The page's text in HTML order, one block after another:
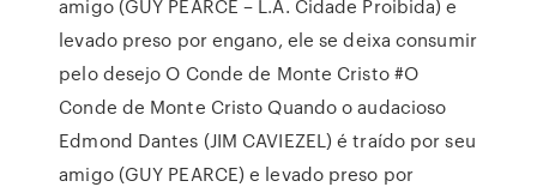
amigo (GUY PEARCE – L.A. Cidade Proibida) e
levado preso por engano, ele se deixa consumir
pelo desejo O Conde de Monte Cristo #O
Conde de Monte Cristo Quando o audacioso
Edmond Dantes (JIM CAVIEZEL) é traído por seu
amigo (GUY PEARCE) e levado preso por